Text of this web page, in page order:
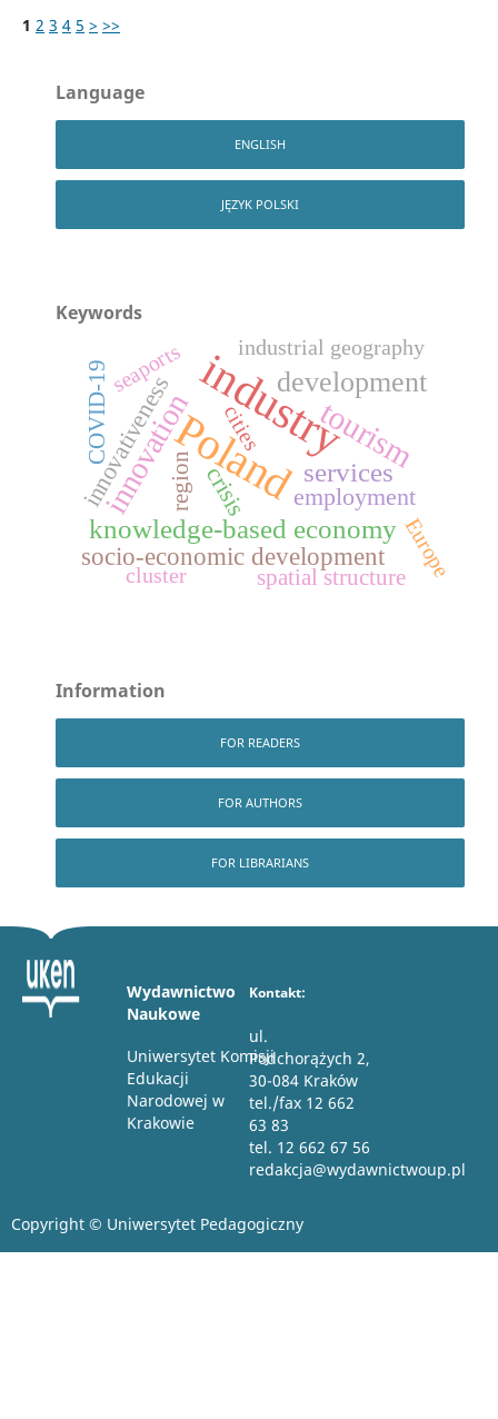
1 2 3 4 5 > >>
Language
ENGLISH
JĘZYK POLSKI
Keywords
industry
Polandtourism
innovation
development
services
knowledge-based economy
socio-economic development
employment
crisis
innovativeness
spatial structure
COVID-19
region
industrial geography
cluster
seaports
cities
Europe
Information
FOR READERS
FOR AUTHORS
FOR LIBRARIANS
Wydawnictwo
Naukowe
Uniwersytet Komisji
Edukacji
Narodowej w
Krakowie
Kontakt:
ul.
Podchorążych 2,
30-084 Kraków
tel./fax 12 662
63 83
tel. 12 662 67 56
redakcja@wydawnictwoup.pl
Copyright © Uniwersytet Pedagogiczny